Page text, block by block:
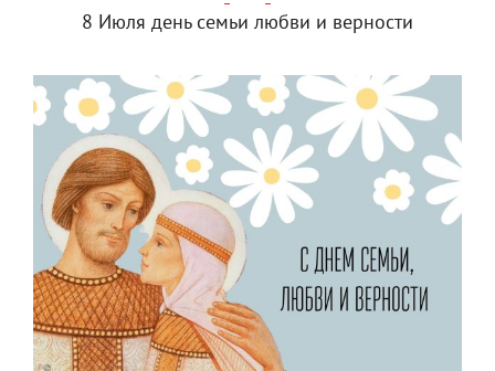
8 Июля день семьи любви и верности